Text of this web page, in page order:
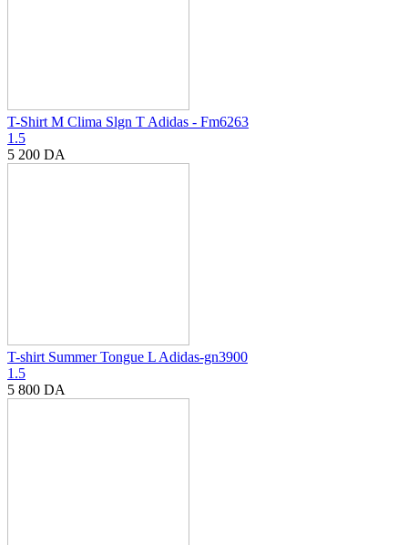
T-Shirt M Clima Slgn T Adidas - Fm6263
1.5
5 200 DA
T-shirt Summer Tongue L Adidas-gn3900
1.5
5 800 DA